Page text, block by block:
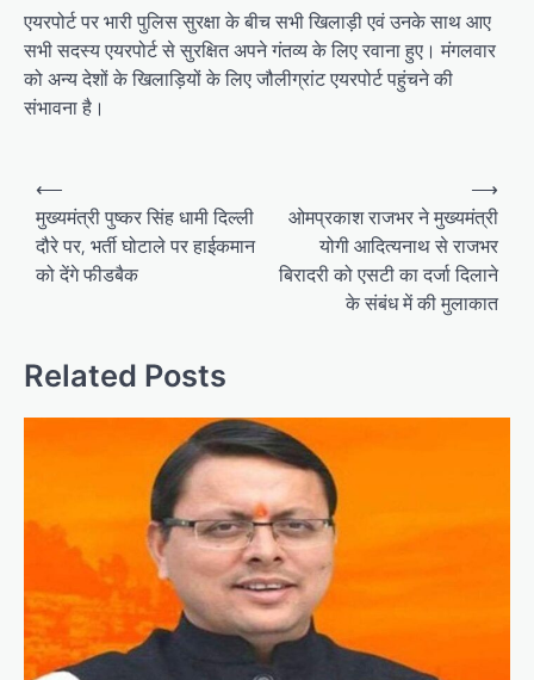
एयरपोर्ट पर भारी पुलिस सुरक्षा के बीच सभी खिलाड़ी एवं उनके साथ आए
सभी सदस्य एयरपोर्ट से सुरक्षित अपने गंतव्य के लिए रवाना हुए। मंगलवार
को अन्य देशों के खिलाड़ियों के लिए जौलीग्रांट एयरपोर्ट पहुंचने की
संभावना है।
o
a
a
i
o
n
⟵
मुख्यमंत्री पुष्कर सिंह धामी दिल्ली
दौरे पर, भर्ती घोटाले पर हाईकमान
को देंगे फीडबैक
ओमप्रकाश राजभर ने मुख्यमंत्री
योगी आदित्यनाथ से राजभर
बिरादरी को एसटी का दर्जा दिलाने
के संबंध में की मुलाकात
⟶
Related Posts